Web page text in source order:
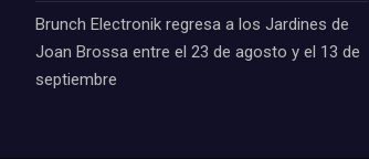
Brunch Electronik regresa a los Jardines de
Joan Brossa entre el 23 de agosto y el 13 de
septiembre